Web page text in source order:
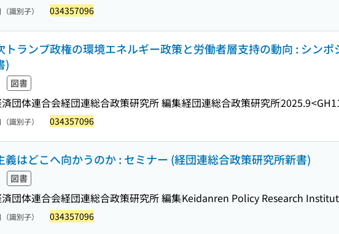
識別子） 034357096
トランプ政権の環境エネルギー政策と労働者層支持の動向 : シン
)
図書
団体連合会経団連総合政策研究所 編集経団連総合政策研究所2025.9
識別子） 034357096
義はどこへ向かうのか : セミナー (経団連総合政策研究所新書)
図書
団体連合会経団連総合政策研究所 編集Keidanren Policy Research
識別子） 034357096